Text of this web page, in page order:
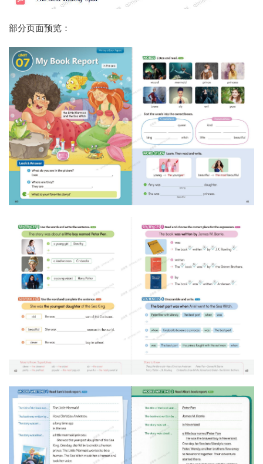
部分页面预览：